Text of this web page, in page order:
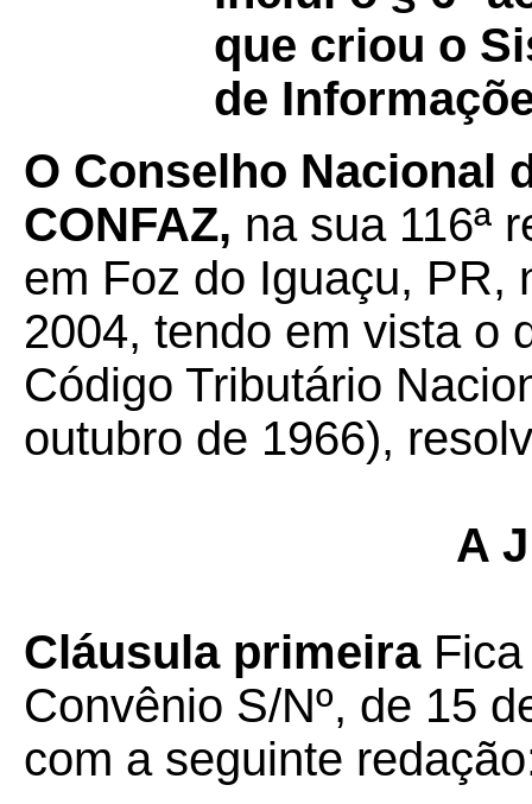
que criou o
de
O Conselho Nacional
CONFAZ, na sua 116ª
em Foz do Iguaçu, PR,
2004, tendo em vista o
Código Tributário
outubro de 1966),
A
Cláusula primeiraFica
Convênio S/Nº, de 15
com a seguinte